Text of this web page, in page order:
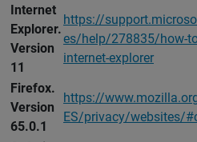
Internet
Explorer.
Version
11
https://
es/help/278835/how-
internet-explorer
Firefox.
Version
65.0.1
https://
ES/privacy/websites/